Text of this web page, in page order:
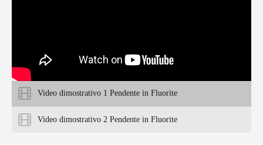
Video dimostrativo 1 Pendente in Fluorite
Video dimostrativo 2 Pendente in Fluorite